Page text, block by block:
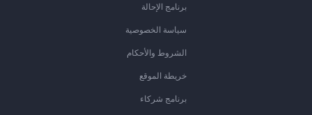
برنامج الإحالة
سياسة الخصوصية
الشروط والأحكام
خريطة الموقع
برنامج شركاء